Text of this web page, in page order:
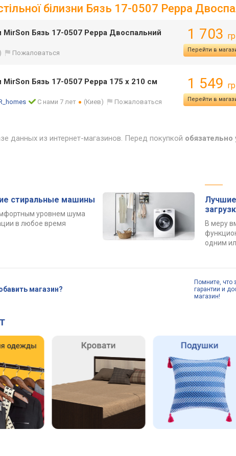
білизни Бязь 17-0507 Peppa
MirSon Бязь 17-0507 Peppa Двоспальний
Пожаловаться
1 703
Перейти в
MirSon Бязь 17-0507 Peppa 175 x 210 см
С нами 7 лет (Киев) Пожаловаться
1 549
Перейти в
данных из интернет-магазинов. Перед покупкой
стиральные машины
уровнем шума
в любое время
В меру
одним
магазин?
Помните, что
гарантии и
магазин!